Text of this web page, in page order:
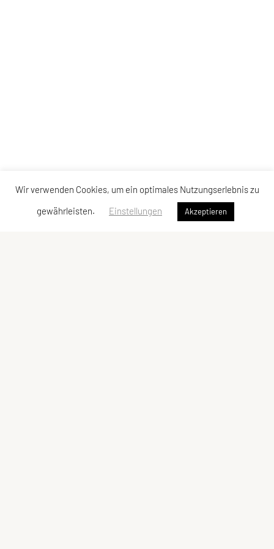
Wir verwenden Cookies, um ein optimales Nutzungserlebnis zu
gewährleisten.
Einstellungen Akzeptieren